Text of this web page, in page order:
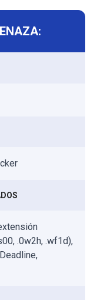
.0w2h, .wf1d),